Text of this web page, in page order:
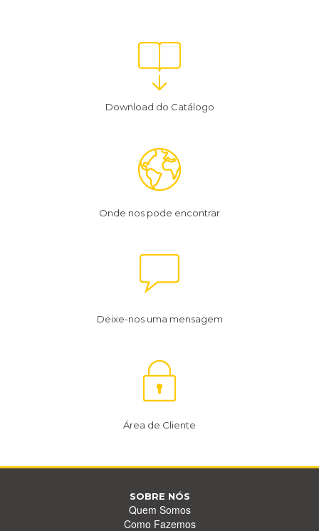
Download do Catálogo
Onde nos pode encontrar
Deixe-nos uma mensagem
Área de Cliente
SOBRE NÓS
Quem Somos
Como Fazemos